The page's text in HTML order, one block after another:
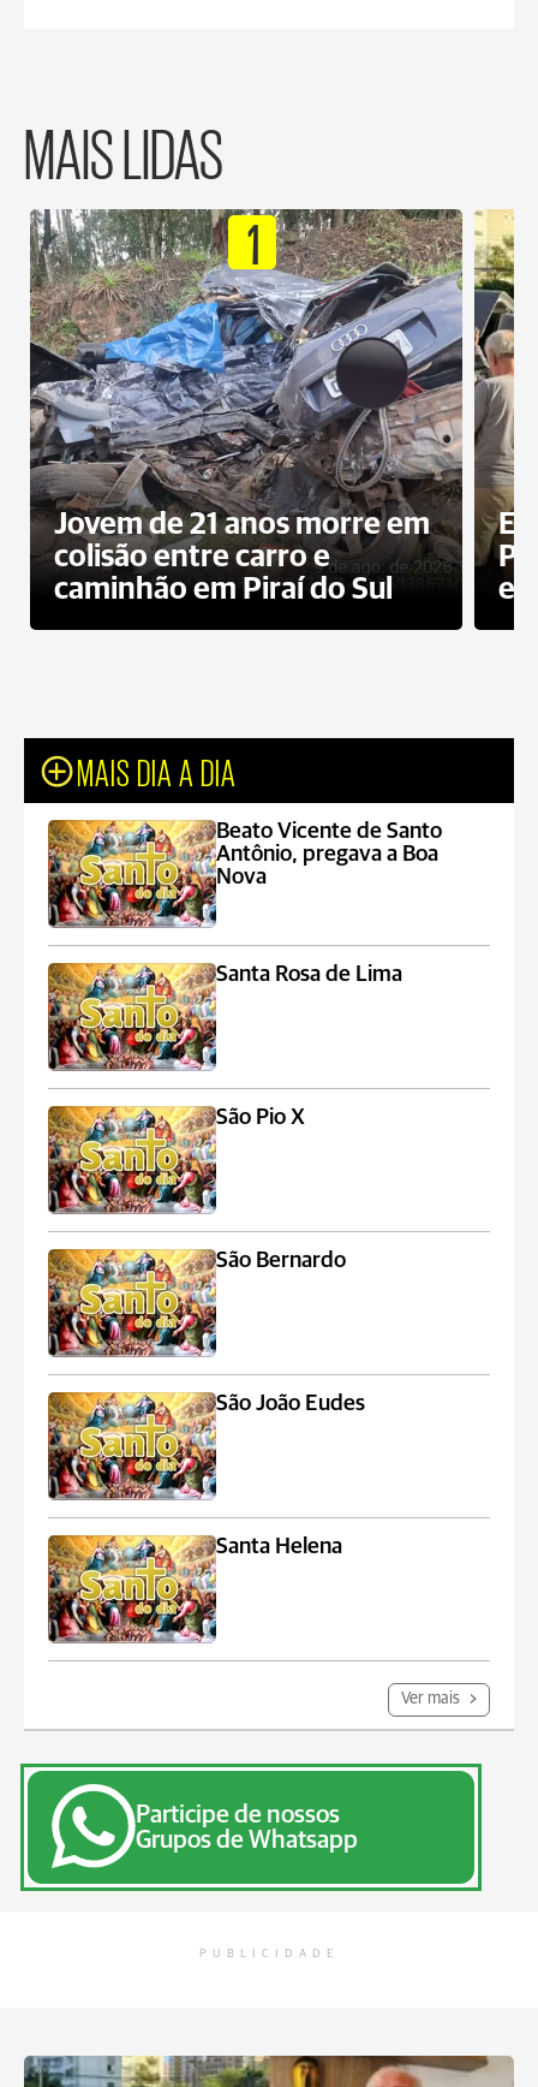
MAIS LIDAS
1
Jovem de 21 anos morre em
colisão entre carro e
caminhão em Piraí do Sul
MAIS DIA A DIA
Beato Vicente de Santo
Antônio, pregava a Boa
Nova
Santa Rosa de Lima
São Pio X
São Bernardo
São João Eudes
Santa Helena
Ver mais
Participe de nossos
Grupos de Whatsapp
PUBLICIDADE